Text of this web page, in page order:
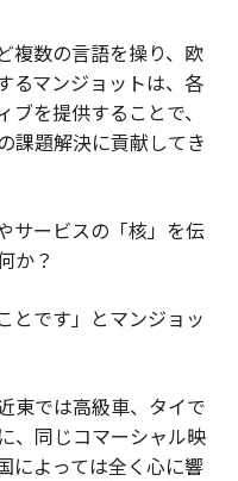
複数の言語を操り、欧
るマンジョットは、各
を提供することで、
課題解決に貢献してき
サービスの「核」を伝
か？
とです」とマンジョッ
東では高級車、タイで
、同じコマーシャル映
によっては全く心に響